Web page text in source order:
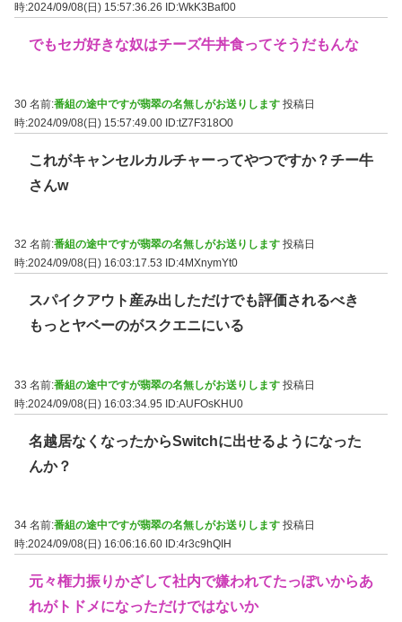
時:2024/09/08(日) 15:57:36.26
ID:WkK3Baf00
でもセガ好きな奴はチーズ牛丼食ってそうだもんな
30 名前:番組の途中ですが翡翠の名無しがお送りします 投稿日
時:2024/09/08(日) 15:57:49.00 ID:tZ7F318O0
これがキャンセルカルチャーってやつですか？チー牛
さんw
32 名前:番組の途中ですが翡翠の名無しがお送りします 投稿日
時:2024/09/08(日) 16:03:17.53
ID:4MXnymYt0
スパイクアウト産み出しただけでも評価されるべき
もっとヤベーのがスクエニにいる
33 名前:番組の途中ですが翡翠の名無しがお送りします 投稿日
時:2024/09/08(日) 16:03:34.95 ID:AUFOsKHU0
名越居なくなったからSwitchに出せるようになった
んか？
34 名前:番組の途中ですが翡翠の名無しがお送りします 投稿日
時:2024/09/08(日) 16:06:16.60 ID:4r3c9hQIH
元々権力振りかざして社内で嫌われてたっぽいからあ
れがトドメになっただけではないか